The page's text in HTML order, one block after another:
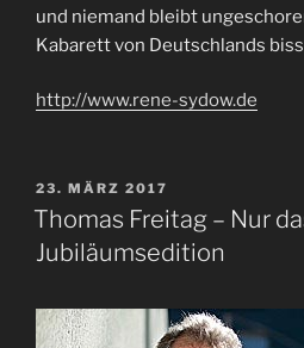
und niemand bleibt
Kabarett von Deutschlands
http://www.rene-sydow.de
VERÖFFENTLICHT
AM
23. MÄRZ 2017
Thomas Freitag – Nur
Jubiläumsedition